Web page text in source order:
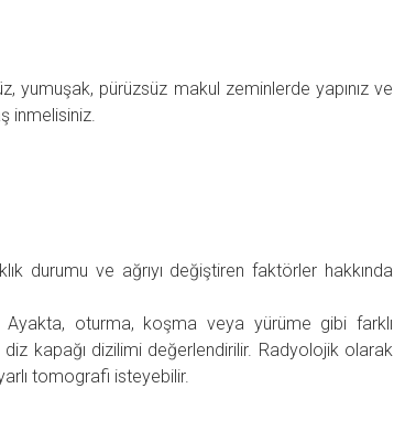
yumuşak, pürüzsüz makul zeminlerde yapınız ve
inmelisiniz.
durumu ve ağrıyı değiştiren faktörler hakkında
Ayakta, oturma, koşma veya yürüme gibi farklı
kapağı dizilimi değerlendirilir. Radyolojik olarak
tomografi isteyebilir.